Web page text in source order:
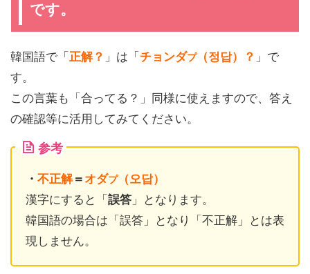
です。
韓国語で「 正解？ 」は「 チョンダプ（정답）？ 」で
す。
この言葉も「合ってる？」同様に使えますので、答え
の確認等に活用してみてください。
参考
・ 不正解＝ オダプ（오답）
漢字にすると「 誤答 」となります。
韓国語の場合は「誤答」となり「不正解」とは表
現しません。